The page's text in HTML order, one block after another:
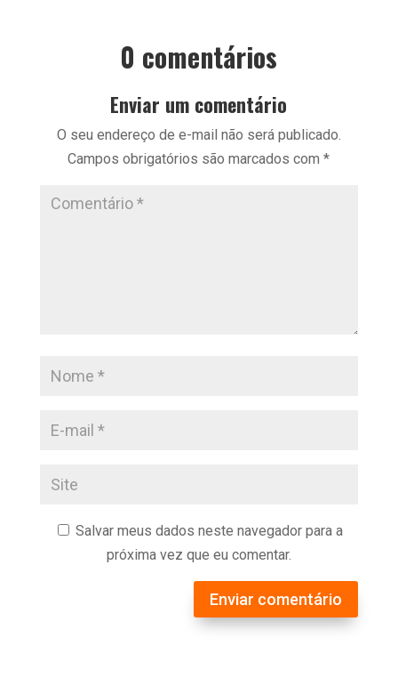
0 comentários
Enviar um comentário
O seu endereço de e-mail não será publicado.
Campos obrigatórios são marcados com*
Salvar meus dados neste navegador para a
próxima vez que eu comentar.
Enviar comentário